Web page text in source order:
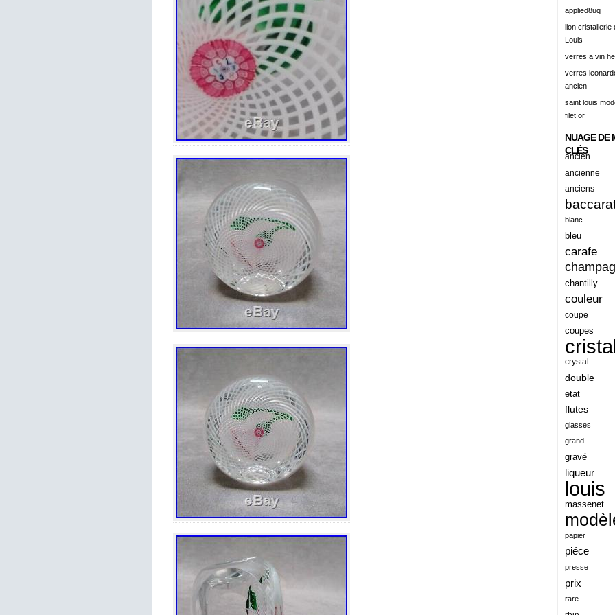
alisation
amazing
america
amiante
ancien
ancienes
ancienne
anciennes
anciens
ancient
anecdotes
angeles
angoul
animaux
antique
antiquite
apollo
applaudis
arch
architecture
ariel
armonica
arta
applied8uq
lion cristallerie
Louis
verres a vin
verres
ancien
saint louis
filet or
NUAGE DE
CLÉS
ancien
ancienne
anciens
blanc
bleu
carafe
chantilly
couleur
coupe
coupes
crystal
double
etat
flutes
glasses
grand
gravé
liqueur
louis
massenet
papier
piéce
presse
prix
rare